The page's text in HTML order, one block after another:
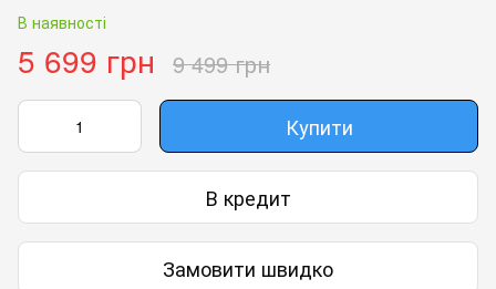
В наявності
5 699 грн 9 499 грн
Купити
В кредит
Замовити швидко